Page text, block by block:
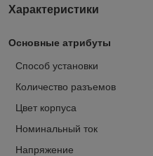
Характеристики
Основные атрибуты
Способ установки
Количество разъемов
Цвет корпуса
Номинальный ток
Напряжение